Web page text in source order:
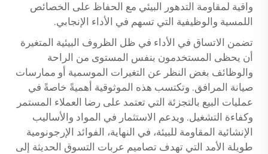
واقية لمقاومة التدهور البيئي مع الحفاظ على الخصائص
اللمسية والوظيفية التي تسهم في الأداء الإنجابي.
تضمن الاتساق في الأداء في ظل الظروف البيئية المتغيرة
أن يحظى المستخدمون بنفس المستوى من الراحة
والوظائف بغض النظر عن التغيرات الموسمية أو ممارسات
صيانة المرافق. وتكتسب هذه الموثوقية أهميةً خاصةً في
عمليات البيع بالتجزئة التي تعتمد على رضا العملاء المستمر
وكفاءة التشغيل. ويدعم الاستثمار في المواد والأساليب
الإنشائية المقاومة للبيئة، في النهاية، الفوائد الإرجونومية
طويلة الأمد التي تهدف تصاميم عربات التسوق الحديثة إلى